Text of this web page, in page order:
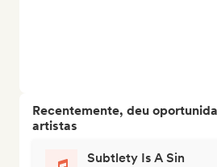
Recentemente, deu
artistas
Subtlety Is A Sin